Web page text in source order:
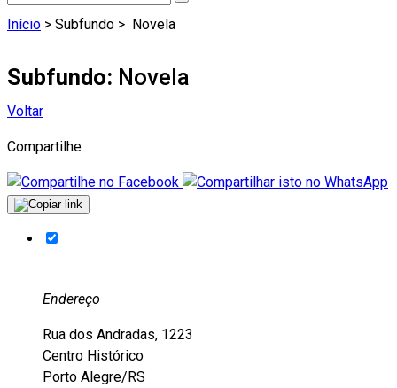
Início > Subfundo > Novela
Subfundo: Novela
Voltar
Compartilhe
Endereço
Rua dos Andradas, 1223
Centro Histórico
Porto Alegre/RS